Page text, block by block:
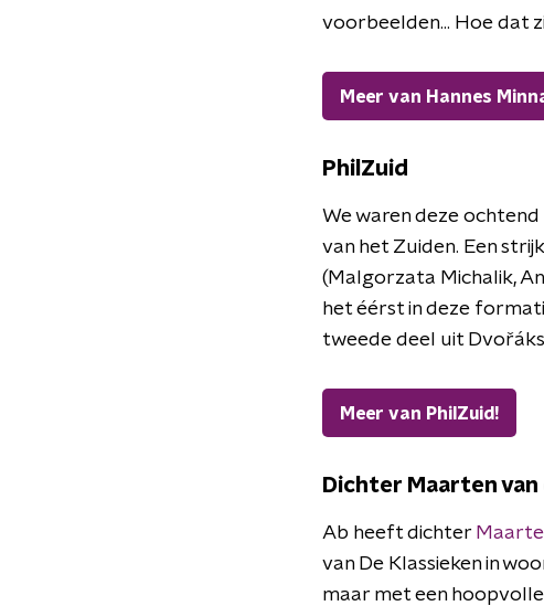
voorbeelden... Hoe dat
Meer van Hannes
PhilZuid
We waren deze
van het Zuiden. Een
(Malgorzata Michalik,
het éérst in deze
tweede deel uit
Meer van PhilZuid!
Dichter Maarten van
Ab heeft dichter
van De Klassieken in
maar met een